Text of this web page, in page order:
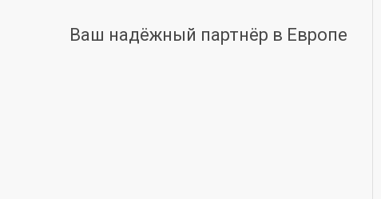
Ваш надёжный партнёр в Европе